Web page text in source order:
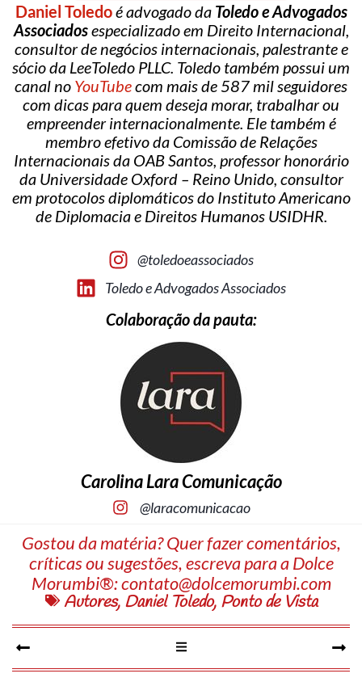
Daniel Toledoé advogado da Toledo e Advogados
Associadosespecializado em Direito Internacional,
consultor de negócios internacionais, palestrante e
sócio da LeeToledo PLLC. Toledo também possui um
canal no YouTubecom mais de 587 mil seguidores
com dicas para quem deseja morar, trabalhar ou
empreender internacionalmente. Ele também é
membro efetivo da Comissão de Relações
Internacionais da OAB Santos, professor honorário
da Universidade Oxford – Reino Unido, consultor
em protocolos diplomáticos do Instituto Americano
de Diplomacia e Direitos Humanos USIDHR.
@toledoeassociados
Toledo e Advogados Associados
Colaboração da pauta:
Carolina Lara Comunicação
@laracomunicacao
Gostou da matéria? Quer fazer comentários,
críticas ou sugestões, escreva para a Dolce
Morumbi®:contato@dolcemorumbi.com
Autores, Daniel Toledo, Ponto de Vista